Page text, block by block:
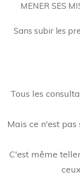
MENER SES
Sans subir les
Tous les
Mais ce n'est
C'est même